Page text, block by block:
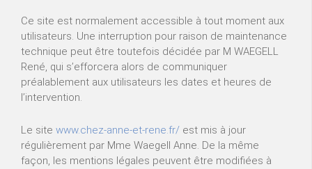
Ce site est normalement accessible à tout moment aux
utilisateurs. Une interruption pour raison de maintenance
technique peut être toutefois décidée par M WAEGELL
René, qui s’efforcera alors de communiquer
préalablement aux utilisateurs les dates et heures de
l’intervention.
Le site www.chez-anne-et-rene.fr/ est mis à jour
régulièrement par Mme Waegell Anne. De la même
façon, les mentions légales peuvent être modifiées à